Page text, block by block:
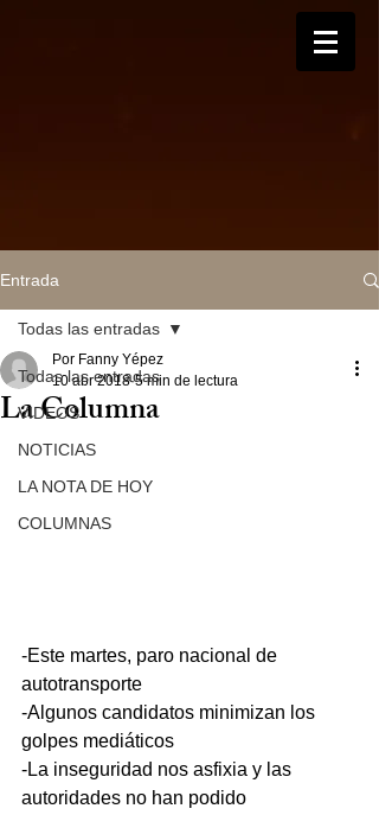
Entrada
Todas las entradas
VIDEOS
NOTICIAS
LA NOTA DE HOY
COLUMNAS
Todas las entradas
La Columna
Por Fanny Yépez
10 abr 2018 5 min de lectura
-Este martes, paro nacional de
autotransporte
-Algunos candidatos minimizan los
golpes mediáticos
-La inseguridad nos asfixia y las
autoridades no han podido